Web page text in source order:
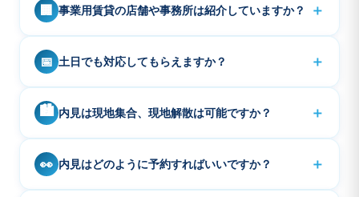
施設など、首都圏、大都市圏で紹介しております。大半
🏢 事業用賃貸の店舗や事務所は紹介していますか？ ＋
いのでご希望をお知らせください。
📅 土日でも対応してもらえますか？ ＋
です。土曜日は営業しております。また営業時間外でも
い。
🏙️ 内見は現地集合、現地解散は可能ですか？ ＋
👀 内見はどのように予約すればいいですか？ ＋